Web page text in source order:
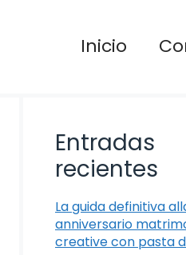
Inicio
Entradas
recientes
La guida definitiva
anniversario
creative con pasta